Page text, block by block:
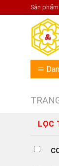
to
Sản phẩm
LỌC